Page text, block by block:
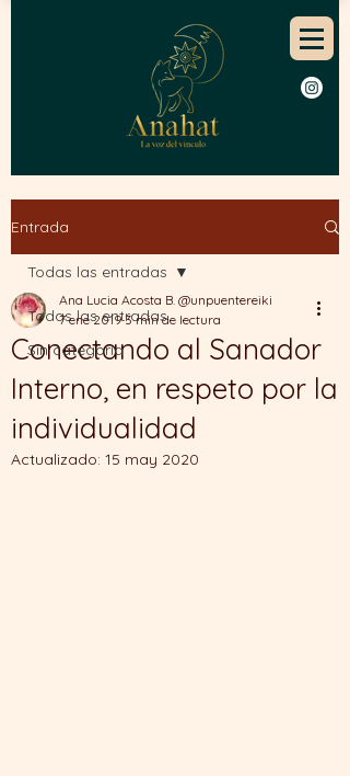
Entrada
Todas las entradas
Sin categoría
Todas las entradas
Conectando al Sanador
Interno, en respeto por la
individualidad
Ana Lucia Acosta B. @unpuentereiki
7 ene 2019 3 min de lectura
Actualizado: 15 may 2020